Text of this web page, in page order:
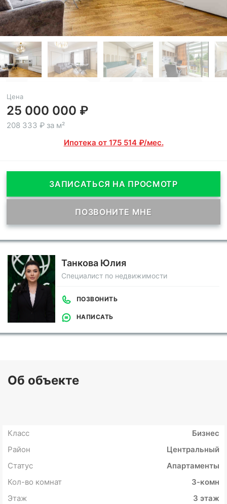
Цена
25 000 000 ₽
208 333 ₽ за м²
Ипотека от 175 514 ₽/мес.
ЗАПИСАТЬСЯ НА ПРОСМОТР
ПОЗВОНИТЕ МНЕ
Танкова Юлия
Специалист по недвижимости
ПОЗВОНИТЬ
НАПИСАТЬ
Об объекте
Класс
Бизнес
Район
Центральный
Статус
Апартаменты
Кол-во комнат
3-комн
Этаж
3 этаж